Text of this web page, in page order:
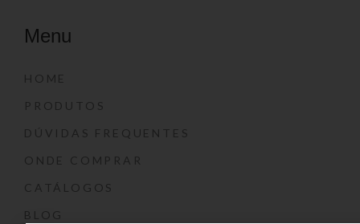
Menu
HOME
PRODUTOS
DÚVIDAS FREQUENTES
ONDE COMPRAR
CATÁLOGOS
BLOG